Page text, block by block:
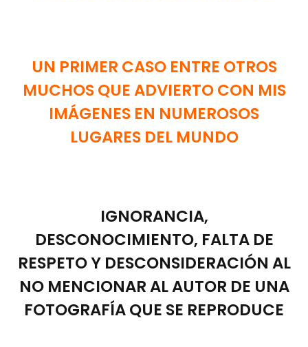
UN PRIMER CASO ENTRE OTROS
MUCHOS QUE ADVIERTO CON MIS
IMÁGENES EN NUMEROSOS
LUGARES DEL MUNDO
IGNORANCIA,
DESCONOCIMIENTO, FALTA DE
RESPETO Y DESCONSIDERACIÓN AL
NO MENCIONAR AL AUTOR DE UNA
FOTOGRAFÍA QUE SE REPRODUCE